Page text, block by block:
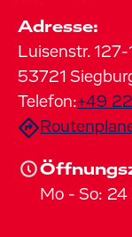
Adresse:
Luisenstr. 127-
53721
Telefon:+49
Mo - So: 24